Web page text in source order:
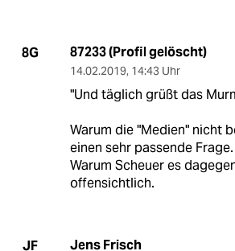
8G 87233 (Profil gelöscht)
14.02.2019, 14:43 Uhr
"Und täglich grüßt das
Warum die "Medien" nicht
einen sehr passende Frage.
Warum Scheuer es
offensichtlich.
JF Jens Frisch